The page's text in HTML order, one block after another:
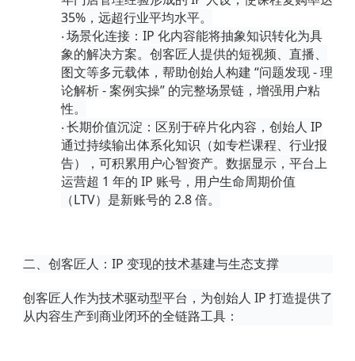
35%，远超行业平均水平。
· 场景化连接： IP 化内容能将抽象知识转化为具
象的解决方案。创客匠人提供的短视频、直播、
图文等多元载体，帮助创始人构建 “问题发现 - 理
论解析 - 案例实操” 的完整场景链，增强用户粘
性。
· 长期价值沉淀 ：区别于碎片化内容，创始人 IP
通过持续输出体系化知识（如专栏课程、行业报
告），可积累用户心智资产。数据显示，平台上
运营超 1 年的 IP 账号，用户生命周期价值
（LTV）是新账号的 2.8 倍。
二、创客匠人： IP 变现的技术基建与生态支撑
创客匠人作为技术驱动型平台，为创始人 IP 打造提供了
从内容生产到商业闭环的全链路工具：